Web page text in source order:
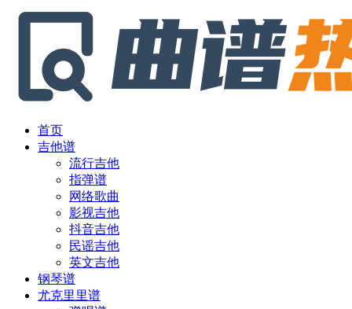
首页
吉他谱
流行吉他
指弹谱
网络歌曲
影视吉他
抖音吉他
民谣吉他
英文吉他
钢琴谱
尤克里里谱